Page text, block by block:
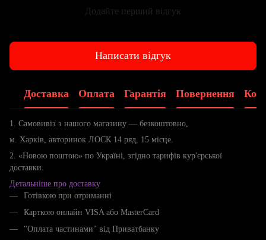
Додайте перший відгук
Написати відгук
Доставка Оплата Гарантія Повернення
1. Самовивіз з нашого магазину — безкоштовно,
м. Харків, авторинок ЛОСК 14 ряд, 15 місце.
2. «Новою поштою» по Україні, згідно тарифів кур'єрської
доставки.
Детальніше про доставку
Готівкою при отриманні
Карткою онлайн VISA або MasterCard
"Оплата частинами" від Приватбанку